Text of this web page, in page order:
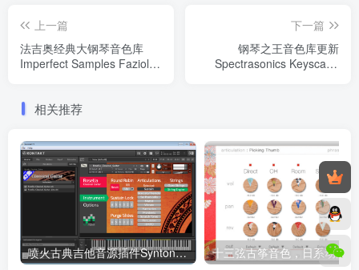
上一篇
法吉奥经典大钢琴音色库
Imperfect Samples Fazioli
(2023.06.09更新Repack)
下一篇
钢琴之王音色库更新
Spectrasonics Keyscape
相关推荐
喷火古典吉他音源插件Syntone Rosella Classical Guitar 康泰克音色 Windows/MacOS